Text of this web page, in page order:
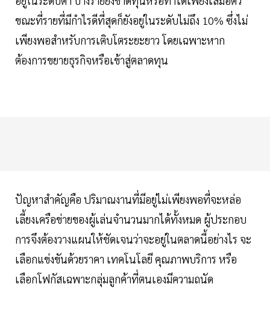
ขณะที่รายที่มีกำไรดีที่สุดก็ยังอยู่ในระดับไม่ถึง 10% ซึ่งไม่
เพียงพอสำหรับการเติบโตระยะยาว โดยเฉพาะหาก
ต้องการขยายธุรกิจหรือเข้าสู่ตลาดทุน
ปัญหาสำคัญคือ ปริมาณงานที่มีอยู่ไม่เพียงพอที่จะหล่อ
เลี้ยงเครือข่ายของผู้เล่นจำนวนมากได้ทั้งหมด ผู้ประกอบ
การจึงต้องวางแผนให้ชัดเจนว่าจะอยู่ในตลาดนี้อย่างไร จะ
เลือกแข่งขันด้วยราคา เทคโนโลยี คุณภาพบริการ หรือ
เลือกโฟกัสเฉพาะกลุ่มลูกค้าที่ตนเองมีความถนัด